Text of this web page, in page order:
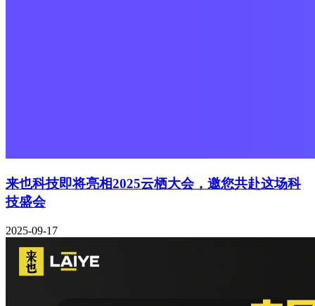
来也科技即将亮相2025云栖大会，邀您共赴这场科
技盛会
2025-09-17